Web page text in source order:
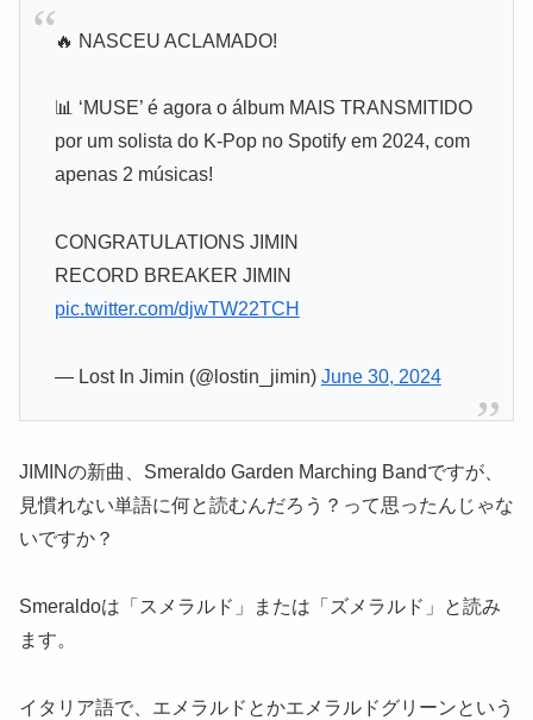
🔥 NASCEU ACLAMADO!
📊 ‘MUSE’ é agora o álbum MAIS TRANSMITIDO
por um solista do K-Pop no Spotify em 2024, com
apenas 2 músicas!
CONGRATULATIONS JIMIN
RECORD BREAKER JIMIN
pic.twitter.com/djwTW22TCH
— Lost In Jimin (@lostin_jimin) June 30, 2024
JIMINの新曲、Smeraldo Garden Marching Bandですが、
見慣れない単語に何と読むんだろう？って思ったんじゃな
いですか？
Smeraldoは「スメラルド」または「ズメラルド」と読み
ます。
イタリア語で、エメラルドとかエメラルドグリーンという